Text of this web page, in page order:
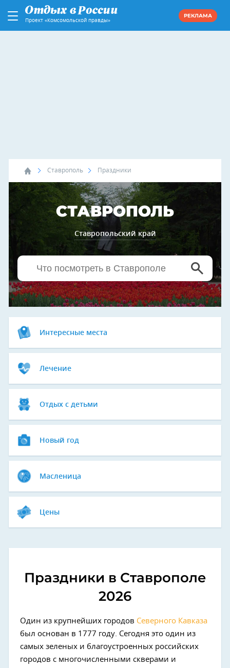
Проект «Комсомольской правды»
РЕКЛАМА
Ставрополь Праздники
СТАВРОПОЛЬ
Ставропольский край
Интересные места
Лечение
Отдых с детьми
Новый год
Масленица
Цены
Праздники в Ставрополе
2026
Один из крупнейших городов Северного Кавказа
был основан в 1777 году. Сегодня это один из
самых зеленых и благоустроенных российских
городов с многочисленными скверами и